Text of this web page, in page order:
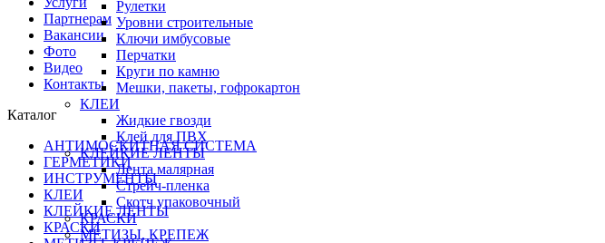
Рулетки
Уровни строительные
Ключи имбусовые
Перчатки
Круги по камню
Мешки, пакеты, гофрокартон
КЛЕИ
Жидкие гвозди
Клей для ПВХ
КЛЕЙКИЕ ЛЕНТЫ
Лента малярная
Стрейч-пленка
Скотч упаковочный
КРАСКИ
МЕТИЗЫ, КРЕПЕЖ
Партнерам
Вакансии
Фото
Видео
Контакты
Каталог
АНТИМОСКИТНАЯ СИСТЕМА
ГЕРМЕТИКИ
ИНСТРУМЕНТЫ
КЛЕИ
КЛЕЙКИЕ ЛЕНТЫ
КРАСКИ